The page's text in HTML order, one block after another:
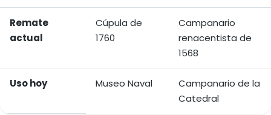
Remate
actual
Cúpula de
1760
Campanario
renacentista de
1568
Uso hoy Museo Naval
Campanario de la
Catedral